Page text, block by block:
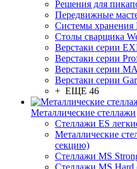
Решения для
Передвижные
Системы хранения
Столы сварщика
Верстаки серии
Верстаки серии
Верстаки серии
Верстаки серии
+ ЕЩЕ 46
Металлические стеллажи
Стеллажи ES
Металлические
секцию)
Стеллажи MS
Стеллажи MS Hard